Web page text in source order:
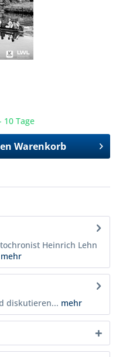
Tage
Warenkorb
Heinrich Lehn
mehr
diskutieren... mehr